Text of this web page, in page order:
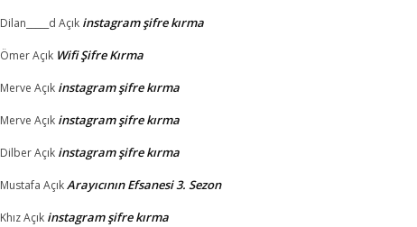
Dilan_____d Açık instagram şifre kırma
ÖmerAçık Wifi Şifre Kırma
Merve Açık instagram şifre kırma
Merve Açık instagram şifre kırma
DilberAçık instagram şifre kırma
Mustafa AçıkArayıcının Efsanesi 3. Sezon
KhızAçık instagram şifre kırma